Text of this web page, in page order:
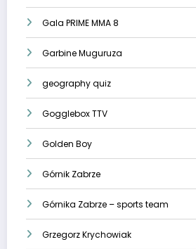
Gala PRIME MMA 8
Garbine Muguruza
geography quiz
Gogglebox TTV
Golden Boy
Górnik Zabrze
Górnika Zabrze – sports team
Grzegorz Krychowiak